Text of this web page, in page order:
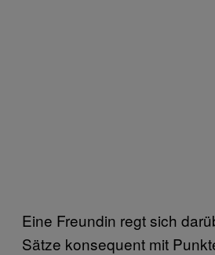
Eine Freundin regt sich
Sätze konsequent mit